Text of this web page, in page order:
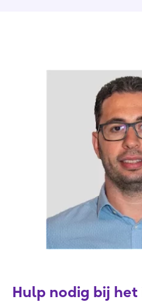
Hulp nodig bij